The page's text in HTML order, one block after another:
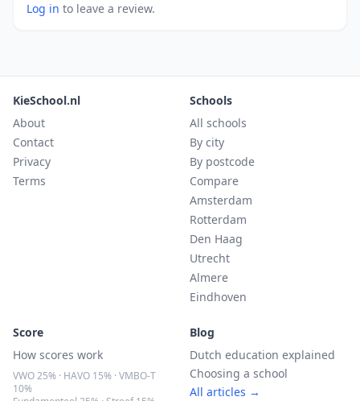
Log in to leave a review.
KieSchool.nl
About
Contact
Privacy
Terms
Schools
All schools
By city
By postcode
Compare
Amsterdam
Rotterdam
Den Haag
Utrecht
Almere
Eindhoven
Score
How scores work
VWO 25% · HAVO 15% · VMBO-T
10%
Blog
Dutch education explained
Choosing a school
All articles →